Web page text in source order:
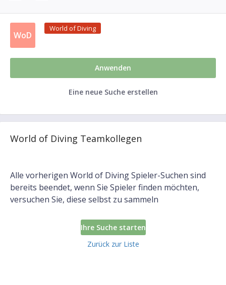
WoD
World of Diving
Anwenden
Eine neue Suche erstellen
World of Diving Teamkollegen
Alle vorherigen World of Diving Spieler-Suchen sind
bereits beendet, wenn Sie Spieler finden möchten,
versuchen Sie, diese selbst zu sammeln
Ihre Suche starten
Zurück zur Liste